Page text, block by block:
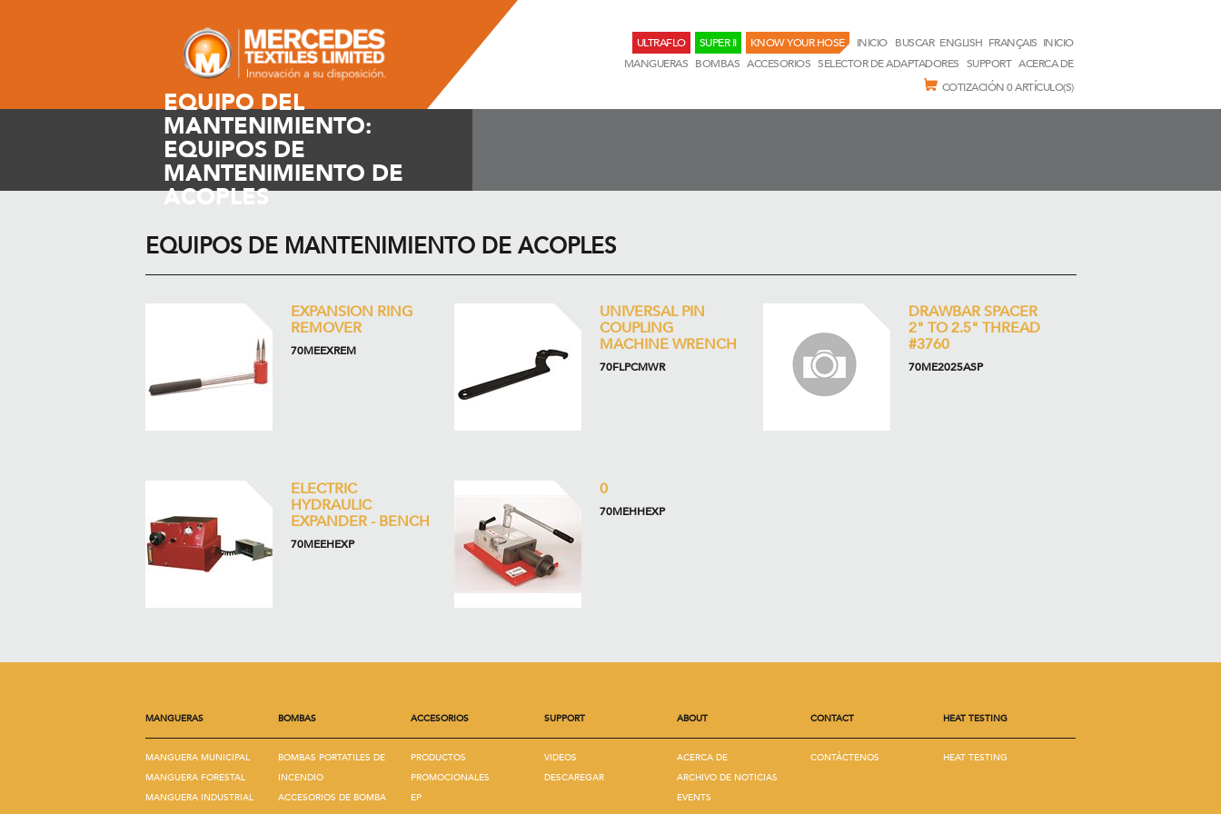
ULTRAFLO SUPER II KNOW YOUR HOSE INICIO BUSCAR ENGLISH FRANÇAIS INICIO
MANGUERAS BOMBAS ACCESORIOS SELECTOR DE ADAPTADORES SUPPORT ACERCA DE
COTIZACIÓN0 ARTÍCULO(S)
EQUIPO DEL
MANTENIMIENTO:
EQUIPOS DE
MANTENIMIENTO DE
ACOPLES
EQUIPOS DE MANTENIMIENTO DE ACOPLES
EXPANSION RING
REMOVER
70MEEXREM
UNIVERSAL PIN
COUPLING
MACHINE WRENCH
70FLPCMWR
DRAWBAR SPACER
2" TO 2.5" THREAD
#3760
70ME2025ASP
ELECTRIC
HYDRAULIC
EXPANDER - BENCH
70MEEHEXP
0
70MEHHEXP
MANGUERAS
MANGUERA MUNICIPAL
MANGUERA FORESTAL
MANGUERA INDUSTRIAL
BOMBAS
BOMBAS PORTATILES DE
INCENDIO
ACCESORIOS DE BOMBA
ACCESORIOS
PRODUCTOS
PROMOCIONALES
EP
SUPPORT
VIDEOS
DESCAREGAR
ABOUT
ACERCA DE
ARCHIVO DE NOTICIAS
EVENTS
CONTACT
CONTÁCTENOS
HEAT TESTING
HEAT TESTING